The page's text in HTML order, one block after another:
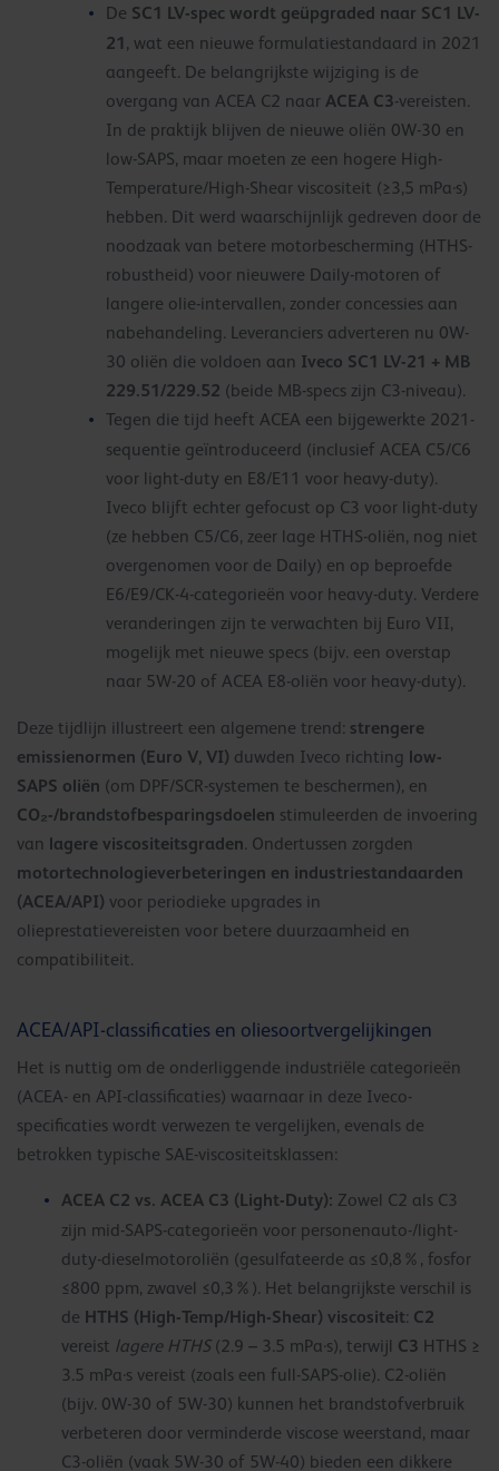
De SC1 LV-spec wordt geüpgraded naar SC1 LV-
21 , wat een nieuwe formulatiestandaard in 2021
aangeeft. De belangrijkste wijziging is de
overgang van ACEA C2 naar ACEA C3-vereisten.
In de praktijk blijven de nieuwe oliën 0W-30 en
low-SAPS, maar moeten ze een hogere High-
Temperature/High-Shear viscositeit (≥3,5 mPa·s)
hebben. Dit werd waarschijnlijk gedreven door de
noodzaak van betere motorbescherming (HTHS-
robustheid) voor nieuwere Daily-motoren of
langere olie-intervallen, zonder concessies aan
nabehandeling. Leveranciers adverteren nu 0W-
30 oliën die voldoen aan Iveco SC1 LV-21 + MB
229.51/229.52 (beide MB-specs zijn C3-niveau).
Tegen die tijd heeft ACEA een bijgewerkte 2021-
sequentie geïntroduceerd (inclusief ACEA C5/C6
voor light-duty en E8/E11 voor heavy-duty).
Iveco blijft echter gefocust op C3 voor light-duty
(ze hebben C5/C6, zeer lage HTHS-oliën, nog niet
overgenomen voor de Daily) en op beproefde
E6/E9/CK-4-categorieën voor heavy-duty. Verdere
veranderingen zijn te verwachten bij Euro VII,
mogelijk met nieuwe specs (bijv. een overstap
naar 5W-20 of ACEA E8-oliën voor heavy-duty).
Deze tijdlijn illustreert een algemene trend: strengere
emissienormen (Euro V, VI) duwden Iveco richting low-
SAPS oliën (om DPF/SCR-systemen te beschermen), en
CO₂-/brandstofbesparingsdoelen stimuleerden de invoering
van lagere viscositeitsgraden. Ondertussen zorgden
motortechnologieverbeteringen en industriestandaarden
(ACEA/API) voor periodieke upgrades in
olieprestatievereisten voor betere duurzaamheid en
compatibiliteit.
ACEA/API-classificaties en oliesoortvergelijkingen
Het is nuttig om de onderliggende industriële categorieën
(ACEA- en API-classificaties) waarnaar in deze Iveco-
specificaties wordt verwezen te vergelijken, evenals de
betrokken typische SAE-viscositeitsklassen:
ACEA C2 vs. ACEA C3 (Light-Duty): Zowel C2 als C3
zijn mid-SAPS-categorieën voor personenauto-/light-
duty-dieselmotoroliën (gesulfateerde as ≤0,8%, fosfor
≤800 ppm, zwavel ≤0,3%). Het belangrijkste verschil is
de HTHS (High-Temp/High-Shear) viscositeit: C2
vereist lagere HTHS(2.9 – 3.5 mPa·s), terwijl C3 HTHS ≥
3.5 mPa·s vereist (zoals een full-SAPS-olie). C2-oliën
(bijv. 0W-30 of 5W-30) kunnen het brandstofverbruik
verbeteren door verminderde viscose weerstand, maar
C3-oliën (vaak 5W-30 of 5W-40) bieden een dikkere